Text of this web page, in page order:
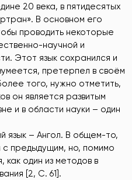
20 века, в пятидесятых
В основном его
проводить некоторые
научной и
Этот язык сохранился и
претерпел в своём
того, нужно отметить,
он является развитым
и в области науки – один
язык – Ангол. В общем-то,
предыдущим, но, помимо
как один из методов в
[2, C. 61].